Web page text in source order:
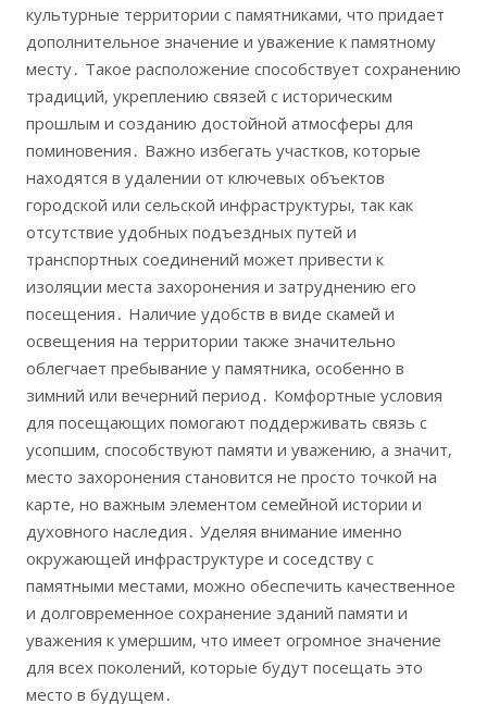
культурные территории с памятниками‚ что придает
дополнительное значение и уважение к памятному
месту․ Такое расположение способствует сохранению
традиций‚ укреплению связей с историческим
прошлым и созданию достойной атмосферы для
поминовения․ Важно избегать участков‚ которые
находятся в удалении от ключевых объектов
городской или сельской инфраструктуры‚ так как
отсутствие удобных подъездных путей и
транспортных соединений может привести к
изоляции места захоронения и затруднению его
посещения․ Наличие удобств в виде скамей и
освещения на территории также значительно
облегчает пребывание у памятника‚ особенно в
зимний или вечерний период․ Комфортные условия
для посещающих помогают поддерживать связь с
усопшим‚ способствуют памяти и уважению‚ а значит‚
место захоронения становится не просто точкой на
карте‚ но важным элементом семейной истории и
духовного наследия․ Уделяя внимание именно
окружающей инфраструктуре и соседству с
памятными местами‚ можно обеспечить качественное
и долговременное сохранение зданий памяти и
уважения к умершим‚ что имеет огромное значение
для всех поколений‚ которые будут посещать это
место в будущем․